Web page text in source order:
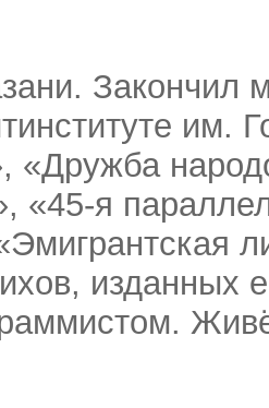
Закончил
им.
«Дружба
«45-я